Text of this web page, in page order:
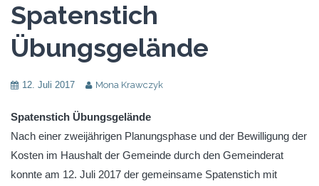
Spatenstich
Übungsgelände
12. Juli 2017 Mona Krawczyk
Spatenstich Übungsgelände
Nach einer zweijährigen Planungsphase und der Bewilligung der
Kosten im Haushalt der Gemeinde durch den Gemeinderat
konnte am 12. Juli 2017 der gemeinsame Spatenstich mit